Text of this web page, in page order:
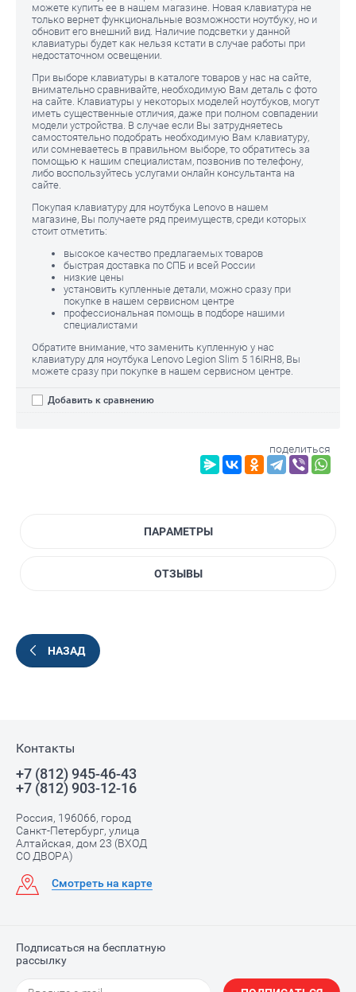
можете купить ее в нашем магазине. Новая клавиатура не
только вернет функциональные возможности ноутбуку, но и
обновит его внешний вид. Наличие подсветки у данной
клавиатуры будет как нельзя кстати в случае работы при
недостаточном освещении.
При выборе клавиатуры в каталоге товаров у нас на сайте,
внимательно сравнивайте, необходимую Вам деталь с фото
на сайте. Клавиатуры у некоторых моделей ноутбуков, могут
иметь существенные отличия, даже при полном совпадении
модели устройства. В случае если Вы затрудняетесь
самостоятельно подобрать необходимую Вам клавиатуру,
или сомневаетесь в правильном выборе, то обратитесь за
помощью к нашим специалистам, позвонив по телефону,
либо воспользуйтесь услугами онлайн консультанта на
сайте.
Покупая клавиатуру для ноутбука Lenovo в нашем
магазине, Вы получаете ряд преимуществ, среди которых
стоит отметить:
высокое качество предлагаемых товаров
быстрая доставка по СПБ и всей России
низкие цены
установить купленные детали, можно сразу при
покупке в нашем сервисном центре
профессиональная помощь в подборе нашими
специалистами
Обратите внимание, что заменить купленную у нас
клавиатуру для ноутбука Lenovo Legion Slim 5 16IRH8, Вы
можете сразу при покупке в нашем сервисном центре.
Добавить к сравнению
поделиться
ПАРАМЕТРЫ
ОТЗЫВЫ
НАЗАД
Контакты
+7 (812) 945-46-43
+7 (812) 903-12-16
Россия, 196066, город
Санкт-Петербург, улица
Алтайская, дом 23 (ВХОД
СО ДВОРА)
Смотреть на карте
Подписаться на бесплатную
рассылку